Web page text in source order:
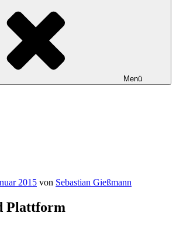
Menü
2015 von Sebastian Gießmann
Plattform